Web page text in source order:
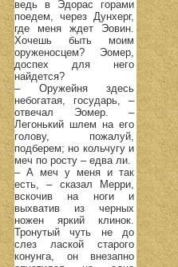
ведь в Эдорас горами
поедем, через Дунхерг,
где меня ждет Эовин.
Хочешь быть моим
оруженосцем? Эомер,
доспех для него
найдется?
– Оружейня здесь
небогатая, государь, –
отвечал Эомер. –
Легонький шлем на его
голову, пожалуй,
подберем; но кольчугу и
меч по росту – едва ли.
– А меч у меня и так
есть, – сказал Мерри,
вскочив на ноги и
выхватив из черных
ножен яркий клинок.
Тронутый чуть не до
слез лаской старого
конунга, он внезапно